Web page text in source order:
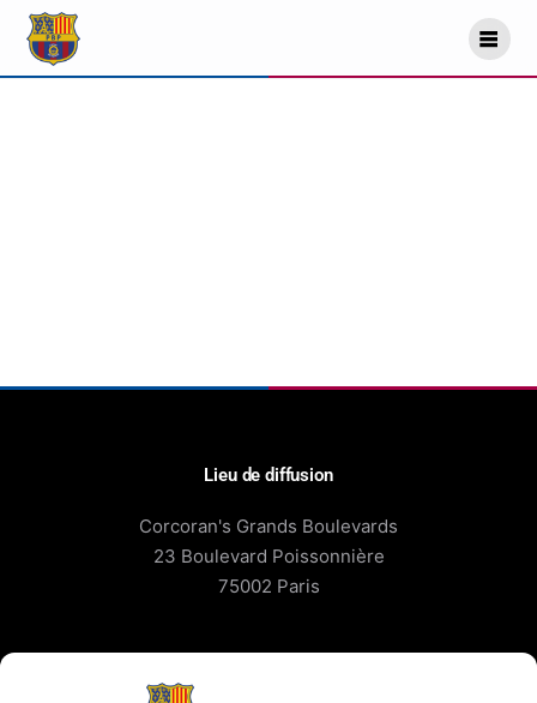
Lieu de diffusion
Corcoran's Grands Boulevards
23 Boulevard Poissonnière
75002 Paris